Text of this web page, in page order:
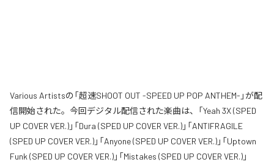
Various Artistsの「超速SHOOT OUT -SPEED UP POP ANTHEM-」が配
信開始された。今回デジタル配信された楽曲は、「Yeah 3X (SPED
UP COVER VER.)」「Dura (SPED UP COVER VER.)」「ANTIFRAGILE
(SPED UP COVER VER.)」「Anyone (SPED UP COVER VER.)」「Uptown
Funk (SPED UP COVER VER.)」「Mistakes (SPED UP COVER VER.)」